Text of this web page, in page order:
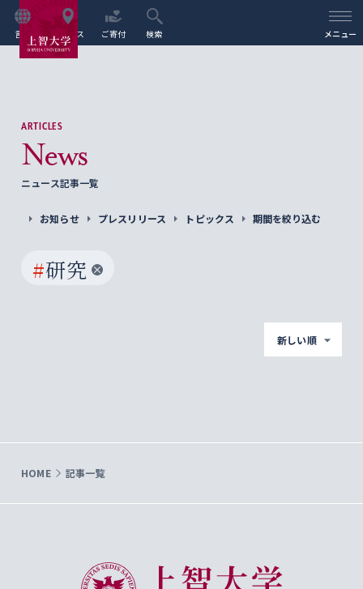
言語 アクセス ご寄付 検索 メニュー
ARTICLES
News
ニュース記事一覧
お知らせ プレスリリース トピックス 期間を絞り込む
#研究
新しい順
HOME 記事一覧
上智大学 Sophia University